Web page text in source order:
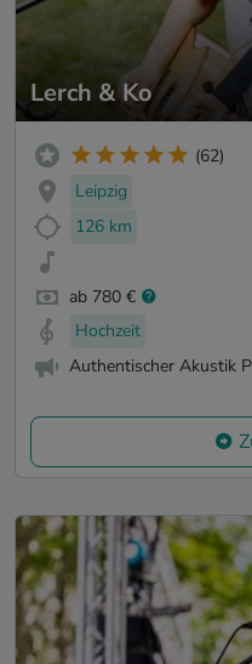
Lerch & Ko
(62)
Leipzig
126 km
ab 780 €
Hochzeit
Authentischer Akustik